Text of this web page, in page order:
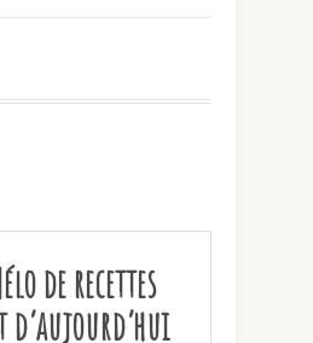
de recettes
d’aujourd’hui